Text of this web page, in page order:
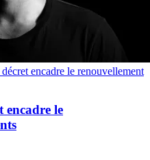
encadre le renouvellement
encadre le